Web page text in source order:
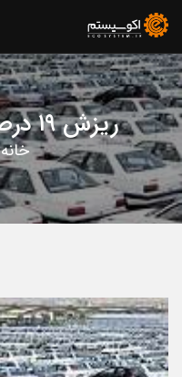
ریزش ۱۹ درصدی قیمت خودرو
خانه